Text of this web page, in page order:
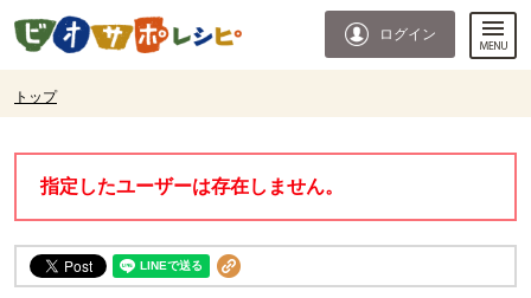
ページの先頭です。
ログイン
トップ
現在位置ここまで
指定したユーザーは存在しません。